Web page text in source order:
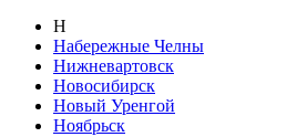
Н
Набережные Челны
Нижневартовск
Новосибирск
Новый Уренгой
Ноябрьск